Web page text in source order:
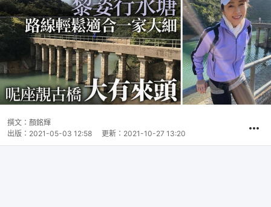
撰文： 顏銘輝
出版： 2021-05-03 12:58 更新： 2021-10-27 13:20